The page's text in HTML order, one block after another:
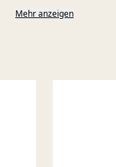
umfasst
Mehr anzeigen